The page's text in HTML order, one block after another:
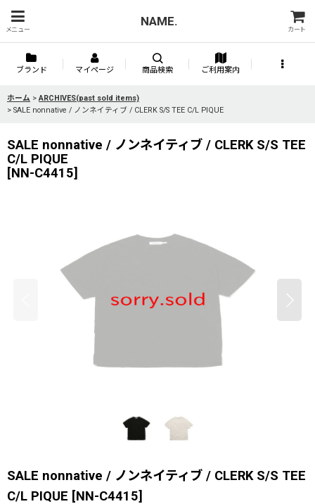
メニュー
NAME.
カート
ブランド マイページ 商品検索 ご利用案内
ホーム > ARCHIVES(past sold items)
> SALE nonnative / ノンネイティブ / CLERK S/S TEE C/L PIQUE
SALE nonnative / ノンネイティブ / CLERK S/S TEE
C/L PIQUE
[NN-C4415]
SALE nonnative / ノンネイティブ / CLERK S/S TEE
C/L PIQUE [NN-C4415]